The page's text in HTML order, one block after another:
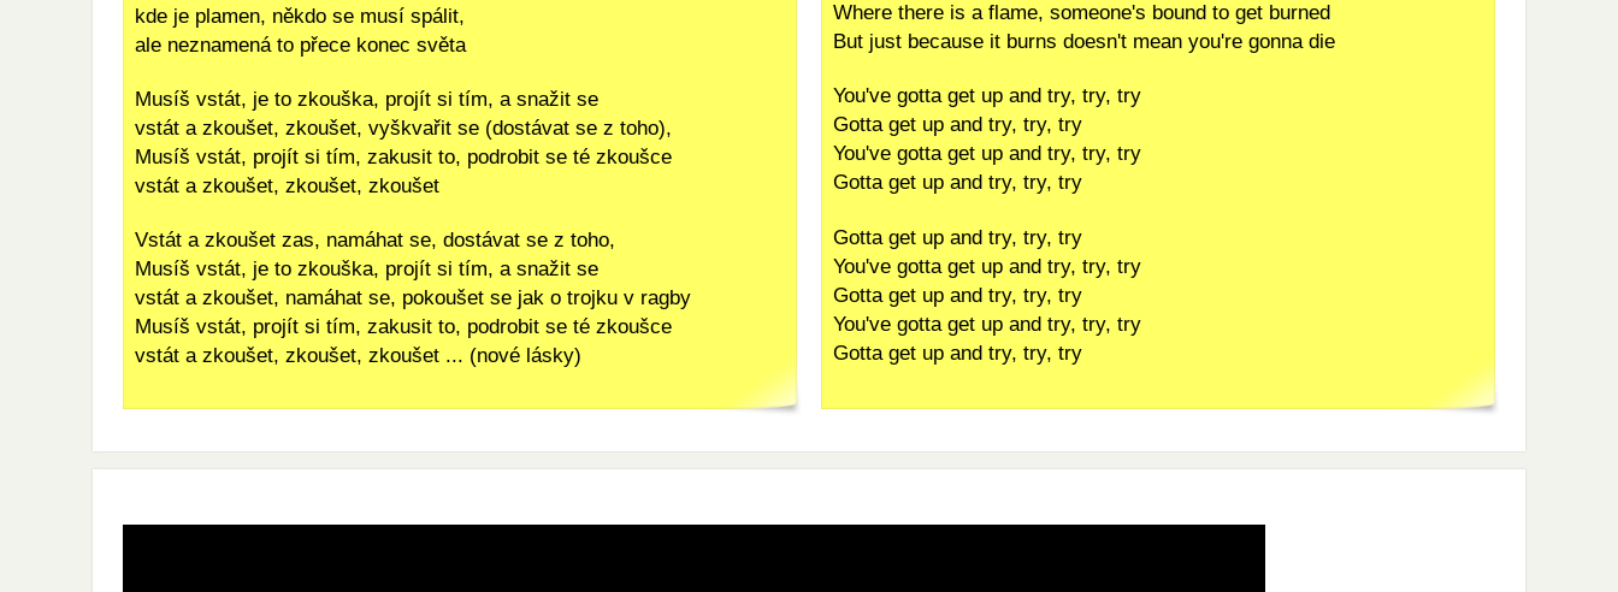
kde je plamen, někdo se musí spálit,
ale neznamená to přece konec světa
Musíš vstát, je to zkouška, projít si tím, a snažit se
vstát a zkoušet, zkoušet, vyškvařit se (dostávat se z toho),
Musíš vstát, projít si tím, zakusit to, podrobit se té zkoušce
vstát a zkoušet, zkoušet, zkoušet
Vstát a zkoušet zas, namáhat se, dostávat se z toho,
Musíš vstát, je to zkouška, projít si tím, a snažit se
vstát a zkoušet, namáhat se, pokoušet se jak o trojku v ragby
Musíš vstát, projít si tím, zakusit to, podrobit se té zkoušce
vstát a zkoušet, zkoušet, zkoušet ... (nové lásky)
Where there is a flame, someone's bound to get burned
But just because it burns doesn't mean you're gonna die
You've gotta get up and try, try, try
Gotta get up and try, try, try
You've gotta get up and try, try, try
Gotta get up and try, try, try
Gotta get up and try, try, try
You've gotta get up and try, try, try
Gotta get up and try, try, try
You've gotta get up and try, try, try
Gotta get up and try, try, try